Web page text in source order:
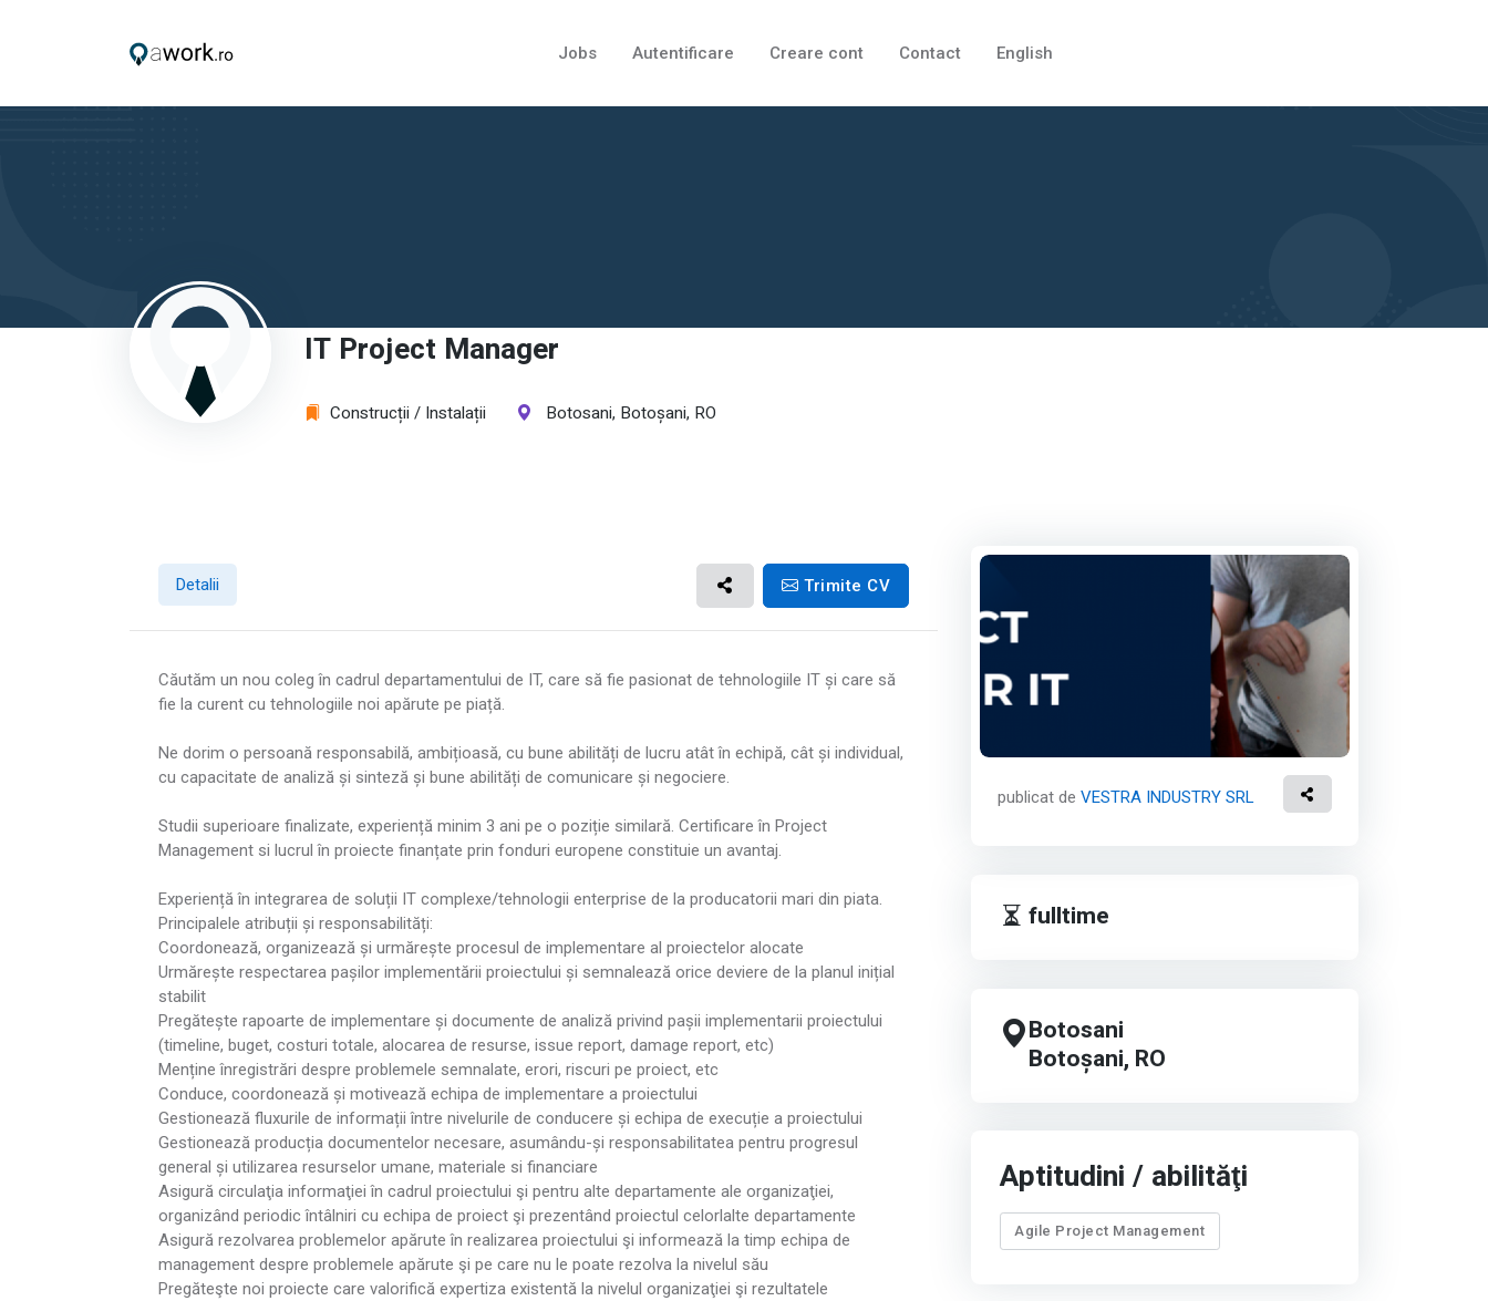
Jobs Autentificare Creare cont Contact English
IT Project Manager
Construcții / Instalații Botosani, Botoșani, RO
Detalii Trimite CV
Căutăm un nou coleg în cadrul departamentului de IT, care să fie pasionat de tehnologiile IT și care să
fie la curent cu tehnologiile noi apărute pe piață.
Ne dorim o persoană responsabilă, ambițioasă, cu bune abilități de lucru atât în echipă, cât și individual,
cu capacitate de analiză și sinteză și bune abilități de comunicare și negociere.
Studii superioare finalizate, experiență minim 3 ani pe o poziție similară. Certificare în Project
Management si lucrul în proiecte finanțate prin fonduri europene constituie un avantaj.
Experiență în integrarea de soluții IT complexe/tehnologii enterprise de la producatorii mari din piata.
Principalele atribuții și responsabilități:
Coordonează, organizează și urmărește procesul de implementare al proiectelor alocate
Urmărește respectarea pașilor implementării proiectului și semnalează orice deviere de la planul inițial
stabilit
Pregătește rapoarte de implementare și documente de analiză privind pașii implementarii proiectului
(timeline, buget, costuri totale, alocarea de resurse, issue report, damage report, etc)
Menține înregistrări despre problemele semnalate, erori, riscuri pe proiect, etc
Conduce, coordonează și motivează echipa de implementare a proiectului
Gestionează fluxurile de informații între nivelurile de conducere și echipa de execuție a proiectului
Gestionează producția documentelor necesare, asumându-și responsabilitatea pentru progresul
general și utilizarea resurselor umane, materiale si financiare
Asigură circulaţia informaţiei în cadrul proiectului şi pentru alte departamente ale organizaţiei,
organizând periodic întâlniri cu echipa de proiect şi prezentând proiectul celorlalte departamente
Asigură rezolvarea problemelor apărute în realizarea proiectului şi informează la timp echipa de
management despre problemele apărute şi pe care nu le poate rezolva la nivelul său
Pregăteşte noi proiecte care valorifică expertiza existentă la nivelul organizaţiei şi rezultatele
publicat de VESTRA INDUSTRY SRL
fulltime
Botosani
Botoșani, RO
Aptitudini / abilităţi
Agile Project Management